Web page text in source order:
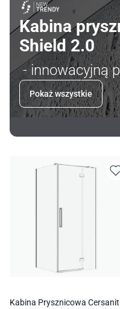
Kabina
Shield 2.0
- innowacyjną
Pokaż wszystkie
Kabina Prysznicowa Cersanit